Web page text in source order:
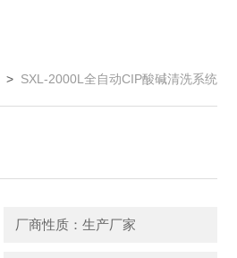
> SXL-2000L全自动CIP酸碱清洗系统
厂商性质：生产厂家